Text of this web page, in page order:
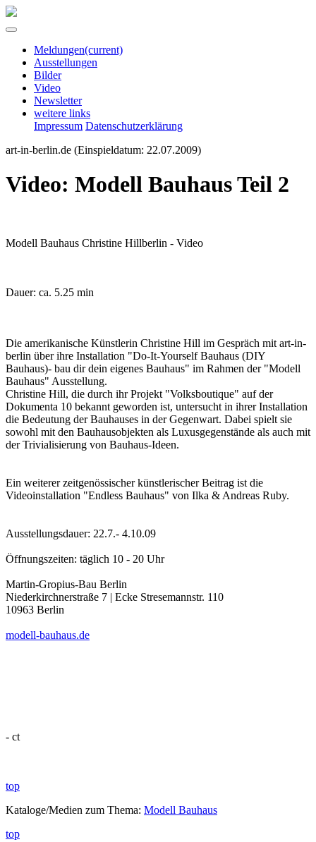
Meldungen(current)
Ausstellungen
Bilder
Video
Newsletter
weitere links
Impressum Datenschutzerklärung
art-in-berlin.de (Einspieldatum: 22.07.2009)
Video: Modell Bauhaus Teil 2
Modell Bauhaus Christine Hillberlin - Video
Dauer: ca. 5.25 min
Die amerikanische Künstlerin Christine Hill im Gespräch mit art-in-
berlin über ihre Installation "Do-It-Yourself Bauhaus (DIY
Bauhaus)- bau dir dein eigenes Bauhaus" im Rahmen der "Modell
Bauhaus" Ausstellung.
Christine Hill, die durch ihr Projekt "Volksboutique" auf der
Dokumenta 10 bekannt geworden ist, untersucht in ihrer Installation
die Bedeutung der Bauhauses in der Gegenwart. Dabei spielt sie
sowohl mit den Bauhausobjekten als Luxusgegenstände als auch mit
der Trivialisierung von Bauhaus-Ideen.
Ein weiterer zeitgenössischer künstlerischer Beitrag ist die
Videoinstallation "Endless Bauhaus" von Ilka & Andreas Ruby.
Ausstellungsdauer: 22.7.- 4.10.09
Öffnungszeiten: täglich 10 - 20 Uhr
Martin-Gropius-Bau Berlin
Niederkirchnerstraße 7 | Ecke Stresemannstr. 110
10963 Berlin
modell-bauhaus.de
- ct
top
Kataloge/Medien zum Thema: Modell Bauhaus
top